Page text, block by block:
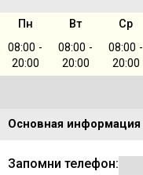
Пн Вт Ср
08:00 -
20:00
08:00 -
20:00
08:00 -
20:00
Основная информация
Запомни телефон: